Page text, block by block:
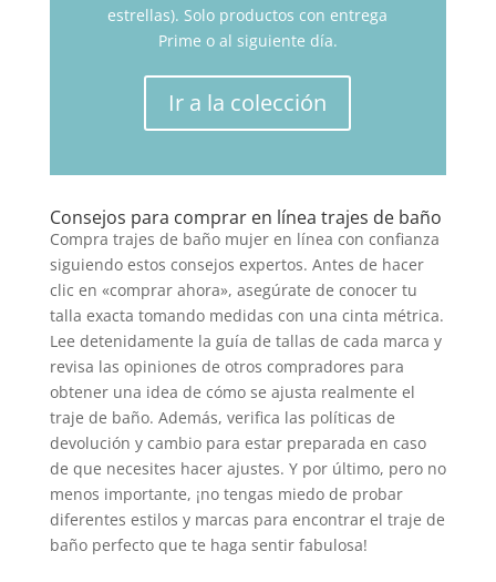
estrellas). Solo productos con entrega
Prime o al siguiente día.
Ir a la colección
Consejos para comprar en línea trajes de baño
Compra trajes de baño mujer en línea con confianza
siguiendo estos consejos expertos. Antes de hacer
clic en «comprar ahora», asegúrate de conocer tu
talla exacta tomando medidas con una cinta métrica.
Lee detenidamente la guía de tallas de cada marca y
revisa las opiniones de otros compradores para
obtener una idea de cómo se ajusta realmente el
traje de baño. Además, verifica las políticas de
devolución y cambio para estar preparada en caso
de que necesites hacer ajustes. Y por último, pero no
menos importante, ¡no tengas miedo de probar
diferentes estilos y marcas para encontrar el traje de
baño perfecto que te haga sentir fabulosa!